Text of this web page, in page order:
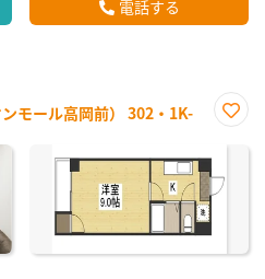
電話する
モール高岡前） 302・1K-
に入
録